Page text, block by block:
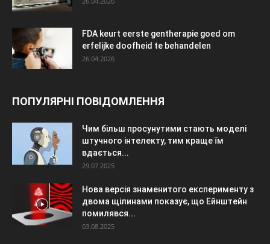
FDA keurt eerste gentherapie goed om
erfelijke doofheid te behandelen
26.04.2026
ПОПУЛЯРНІ ПОВІДОМЛЕННЯ
Чим більш просунутими стають моделі
штучного інтелекту, тим краще їм
вдається...
29.07.2025
Нова версія знаменитого експерименту з
двома щілинами показує, що Ейнштейн
помилявся...
03.08.2025